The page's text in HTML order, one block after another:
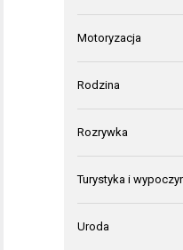
Motoryzacja
Rodzina
Rozrywka
Turystyka i
Uroda